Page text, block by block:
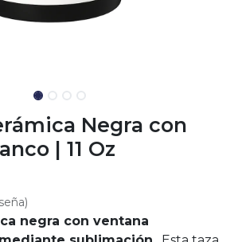
Negra con
| 11 Oz
negra con ventana